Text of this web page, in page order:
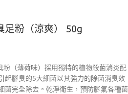
足粉（涼爽） 50g
粉（薄荷味）採用獨特的植物殺菌消炎配
起腳臭的5大細菌以其強力的除菌消臭效
菌完全除去。乾淨衛生，預防腳氣各種菌